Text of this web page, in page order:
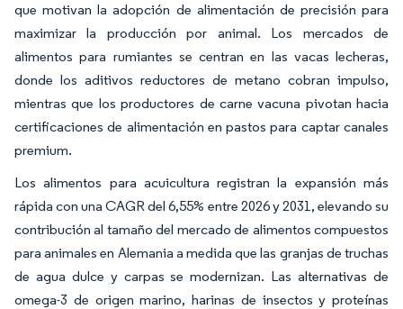
que motivan la adopción de alimentación de precisión para
maximizar la producción por animal. Los mercados de
alimentos para rumiantes se centran en las vacas lecheras,
donde los aditivos reductores de metano cobran impulso,
mientras que los productores de carne vacuna pivotan hacia
certificaciones de alimentación en pastos para captar canales
premium.
Los alimentos para acuicultura registran la expansión más
rápida con una CAGR del 6,55% entre 2026 y 2031, elevando su
contribución al tamaño del mercado de alimentos compuestos
para animales en Alemania a medida que las granjas de truchas
de agua dulce y carpas se modernizan. Las alternativas de
omega-3 de origen marino, harinas de insectos y proteínas